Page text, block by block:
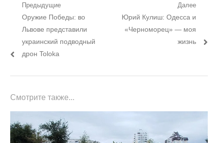
Навигация
записям
Предыдущие
Предыдущий
пост:
Оружие Победы: во
Львове представили
украинский подводный
дрон Toloka
Далее
Следующий
пост:
Юрий Кулиш: Одесса и
«Черноморец» — моя
жизнь
Смотрите также...